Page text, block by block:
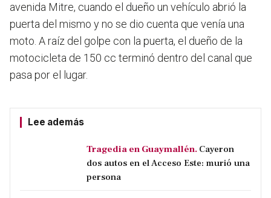
avenida Mitre, cuando el dueño un vehículo abrió la
puerta del mismo y no se dio cuenta que venía una
moto. A raíz del golpe con la puerta, el dueño de la
motocicleta de 150 cc terminó dentro del canal que
pasa por el lugar.
Lee además
Tragedia en Guaymallén. Cayeron
dos autos en el Acceso Este: murió una
persona